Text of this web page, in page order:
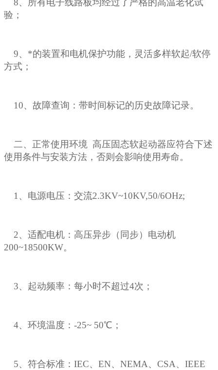
8、所有电子线路板均经过了严格的高温老化试
验；
9、*的装置和电机保护功能，灵活多样软起/软停
方式；
10、故障查询：带时间标记的历史故障记录。
二、正常使用环境 高压固态软起动器应符合下述
使用条件与安装方法，否则会影响使用寿命。
1、电源电压：交流2.3KV~10KV,50/6OHz;
2、适配电机：高压异步（同步）电动机
200~18500KW。
3、起动频率：每小时不超过4次；
4、环境温度：-25~ 50℃；
5、符合标准：IEC、EN、NEMA、CSA、IEEE